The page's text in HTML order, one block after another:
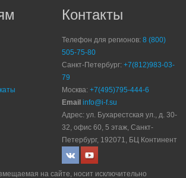
Контакты
Телефон для регионов: 8 (800)
505-75-80
Санкт-Петербург: +7(812)983-03-
79
Москва: +7(495)795-444-6
Email info@i-f.su
Адрес: ул. Бухарестская ул., д. 30-
32, офис 60, 5 этаж, Санкт-
Петербург, 192071, БЦ Континент
на сайте, носит исключительно